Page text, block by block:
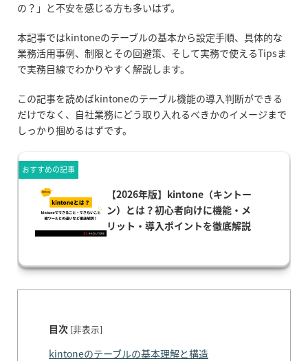
の？」と不安を感じる方も多いはず。
本記事ではkintoneのテーブルの基本から設定手順、具体的な
業務活用事例、制限とその回避策、そして実務で使えるTipsま
で実務目線でわかりやすく解説します。
この記事を読めばkintoneのテーブル機能の導入判断ができる
だけでなく、自社業務にどう取り入れるべきかのイメージまで
しっかり掴めるはずです。
【2026年版】kintone（キントー
ン）とは？初心者向けに機能・メ
リット・導入ポイントを徹底解説
おすすめの記事
目次 [非表示]
kintoneのテーブルの基本理解と構造